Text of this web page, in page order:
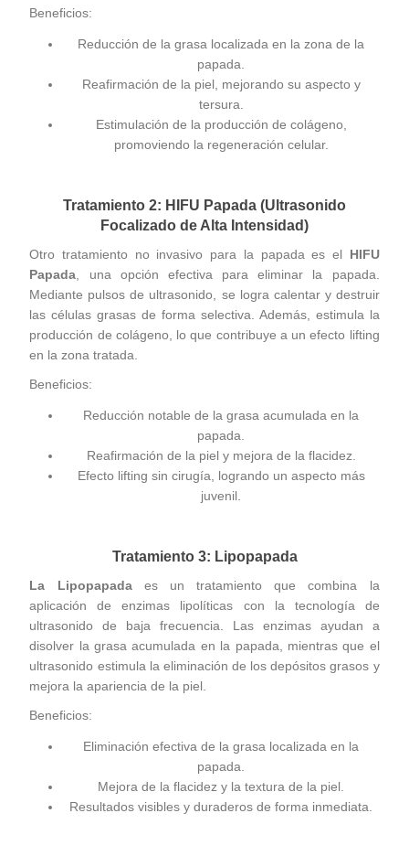
Beneficios:
Reducción de la grasa localizada en la zona de la
papada.
Reafirmación de la piel, mejorando su aspecto y
tersura.
Estimulación de la producción de colágeno,
promoviendo la regeneración celular.
Tratamiento 2: HIFU Papada (Ultrasonido
Focalizado de Alta Intensidad)
Otro tratamiento no invasivo para la papada es el HIFU
Papada , una opción efectiva para eliminar la papada.
Mediante pulsos de ultrasonido, se logra calentar y destruir
las células grasas de forma selectiva. Además, estimula la
producción de colágeno, lo que contribuye a un efecto lifting
en la zona tratada.
Beneficios:
Reducción notable de la grasa acumulada en la
papada.
Reafirmación de la piel y mejora de la flacidez.
Efecto lifting sin cirugía, logrando un aspecto más
juvenil.
Tratamiento 3: Lipopapada
La Lipopapadaes un tratamiento que combina la
aplicación de enzimas lipolíticas con la tecnología de
ultrasonido de baja frecuencia. Las enzimas ayudan a
disolver la grasa acumulada en la papada, mientras que el
ultrasonido estimula la eliminación de los depósitos grasos y
mejora la apariencia de la piel.
Beneficios:
Eliminación efectiva de la grasa localizada en la
papada.
Mejora de la flacidez y la textura de la piel.
Resultados visibles y duraderos de forma inmediata.